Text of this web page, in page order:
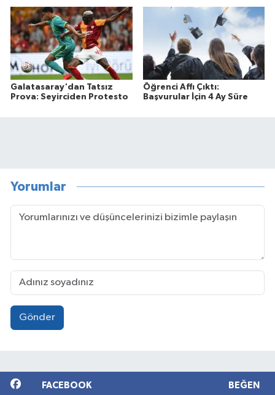
Galatasaray'dan Tatsız
Prova: Seyirciden Protesto
Öğrenci Affı Çıktı:
Başvurular İçin 4 Ay Süre
Yorumlar
Gönder
FACEBOOK BEĞEN